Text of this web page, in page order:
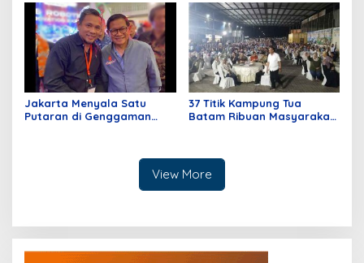
Kota Batam Nomor Urut 1
Jakarta Menyala Satu
Putaran di Genggaman
37 Titik Kampung Tua
Batam Ribuan Masyarakat
View More